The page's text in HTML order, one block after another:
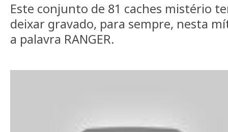
Este conjunto de 81 caches mistério
deixar gravado, para sempre, nesta
a palavra RANGER.